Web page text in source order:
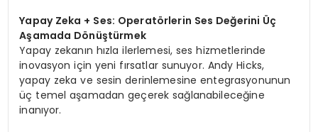
Yapay Zeka + Ses: Operatörlerin Ses Değerini Üç
Aşamada Dönüştürmek
Yapay zekanın hızla ilerlemesi, ses hizmetlerinde
inovasyon için yeni fırsatlar sunuyor. Andy Hicks,
yapay zeka ve sesin derinlemesine entegrasyonunun
üç temel aşamadan geçerek sağlanabileceğine
inanıyor.